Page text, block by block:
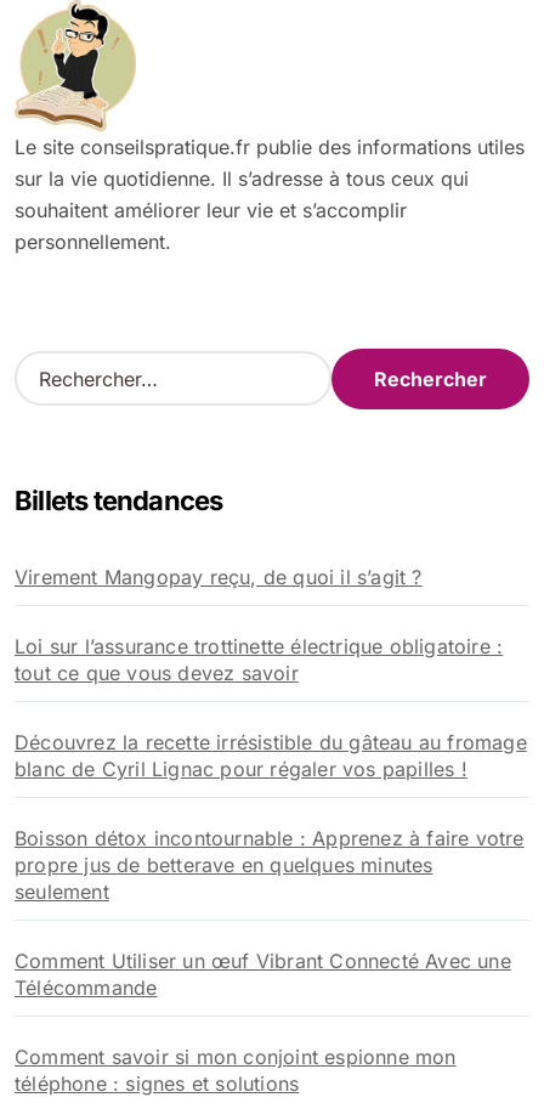
Le site conseilspratique.fr publie des informations utiles
sur la vie quotidienne. Il s’adresse à tous ceux qui
souhaitent améliorer leur vie et s’accomplir
personnellement.
R
e
r
e
r
:
Billets tendances
Virement Mangopay reçu, de quoi il s’agit ?
Loi sur l’assurance trottinette électrique obligatoire :
tout ce que vous devez savoir
Découvrez la recette irrésistible du gâteau au fromage
blanc de Cyril Lignac pour régaler vos papilles !
Boisson détox incontournable : Apprenez à faire votre
propre jus de betterave en quelques minutes
seulement
Comment Utiliser un œuf Vibrant Connecté Avec une
Télécommande
Comment savoir si mon conjoint espionne mon
téléphone : signes et solutions